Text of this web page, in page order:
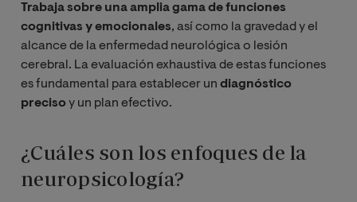
Trabaja sobre una amplia gama de funciones
cognitivas y emocionales, así como la gravedad y el
alcance de la enfermedad neurológica o lesión
cerebral. La evaluación exhaustiva de estas funciones
es fundamental para establecer un diagnóstico
precisoy un plan efectivo.
¿Cuáles son los enfoques de la
neuropsicología?